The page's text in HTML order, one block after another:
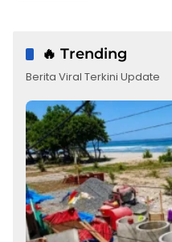
🔥 Trending
Berita Viral Terkini Update